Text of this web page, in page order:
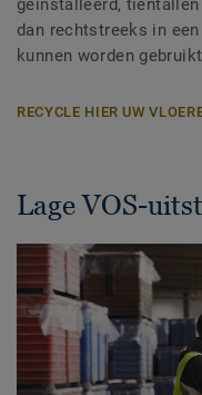
geïnstalleerd,
dan rechtstreeks in
kunnen worden
RECYCLE HIER UW
Lage VOS-